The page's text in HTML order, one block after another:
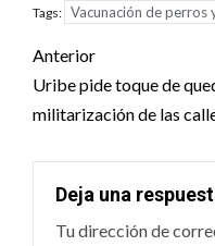
Tags: Vacunación de perros
Post
navigation
Anterior
Uribe pide toque de
militarización de las
Deja una
Tu dirección de